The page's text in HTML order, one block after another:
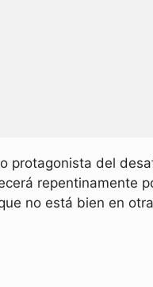
protagonista del
repentinamente
no está bien en